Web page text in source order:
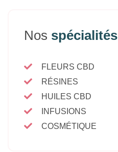
Nos spécialités
FLEURS CBD
RÉSINES
HUILES CBD
INFUSIONS
COSMÉTIQUE